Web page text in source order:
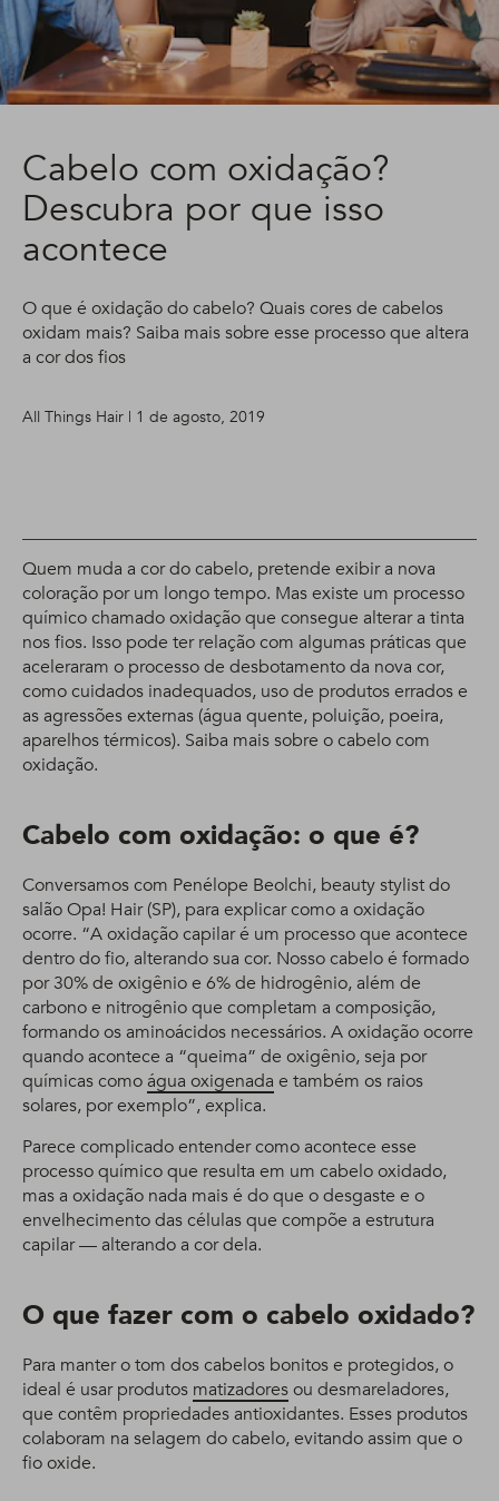
Cabelo com oxidação?
Descubra por que isso
acontece
O que é oxidação do cabelo? Quais cores de cabelos
oxidam mais? Saiba mais sobre esse processo que altera
a cor dos fios
All Things Hair | 1 de agosto, 2019
Quem muda a cor do cabelo, pretende exibir a nova
coloração por um longo tempo. Mas existe um processo
químico chamado oxidação que consegue alterar a tinta
nos fios. Isso pode ter relação com algumas práticas que
aceleraram o processo de desbotamento da nova cor,
como cuidados inadequados, uso de produtos errados e
as agressões externas (água quente, poluição, poeira,
aparelhos térmicos). Saiba mais sobre o cabelo com
oxidação.
Cabelo com oxidação: o que é?
Conversamos com Penélope Beolchi, beauty stylist do
salão Opa! Hair (SP), para explicar como a oxidação
ocorre. “A oxidação capilar é um processo que acontece
dentro do fio, alterando sua cor. Nosso cabelo é formado
por 30% de oxigênio e 6% de hidrogênio, além de
carbono e nitrogênio que completam a composição,
formando os aminoácidos necessários. A oxidação ocorre
quando acontece a “queima” de oxigênio, seja por
químicas comoágua oxigenada e também os raios
solares, por exemplo”, explica.
Parece complicado entender como acontece esse
processo químico que resulta em um cabelo oxidado,
mas a oxidação nada mais é do que o desgaste e o
envelhecimento das células que compõe a estrutura
capilar — alterando a cor dela.
O que fazer com o cabelo oxidado?
Para manter o tom dos cabelos bonitos e protegidos, o
ideal é usar produtos matizadoresou desmareladores,
que contêm propriedades antioxidantes. Esses produtos
colaboram na selagem do cabelo, evitando assim que o
fio oxide.